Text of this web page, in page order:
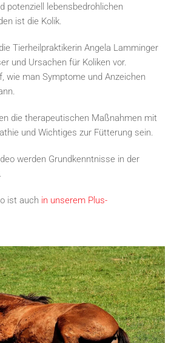
potenziell lebensbedrohlichen
ist die Kolik.
Tierheilpraktikerin Angela Lamminger
und Ursachen für Koliken vor.
wie man Symptome und Anzeichen
die therapeutischen Maßnahmen mit
und Wichtiges zur Fütterung sein.
werden Grundkenntnisse in der
ist auch in unserem Plus-